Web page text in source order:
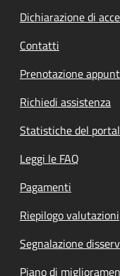
Dichiarazione di
Contatti
Prenotazione
Richiedi assistenza
Statistiche del
Leggi le FAQ
Pagamenti
Riepilogo valutazioni
Segnalazione
Piano di